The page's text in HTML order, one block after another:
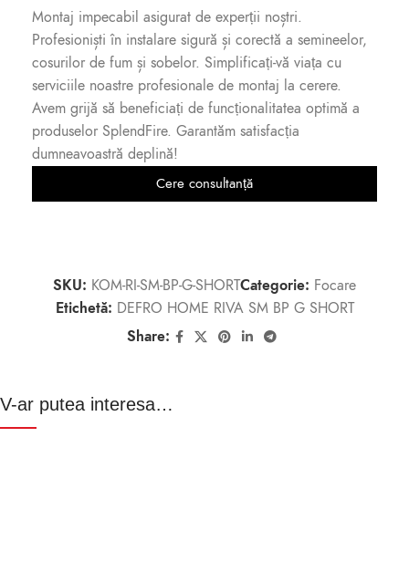
Montaj impecabil asigurat de experții noștri.
Profesioniști în instalare sigură și corectă a semineelor,
cosurilor de fum și sobelor. Simplificați-vă viața cu
serviciile noastre profesionale de montaj la cerere.
Avem grijă să beneficiați de funcționalitatea optimă a
produselor SplendFire. Garantăm satisfacția
dumneavoastră deplină!
Cere consultanță
SKU: KOM-RI-SM-BP-G-SHORTCategorie: Focare
Etichetă: DEFRO HOME RIVA SM BP G SHORT
Share:
V-ar putea interesa…